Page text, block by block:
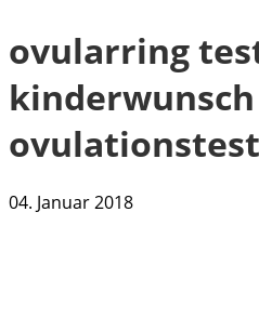
ovularring
ovulationstest
04. Januar 2018